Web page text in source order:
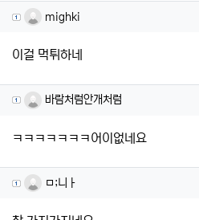
mighki님의 댓글
mighki
이걸 먹튀하네
바람처럼안개처럼님
바람처럼안개처럼
ㅋㅋㅋㅋㅋㅋㅋ어이없네요
ㅁ;니ㅏ님의 댓글
ㅁ;니ㅏ